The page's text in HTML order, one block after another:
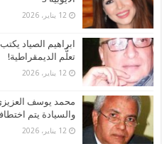
12 يناير، 2026
ابراهيم الصياد
تعلُّم الديمقراطية!
12 يناير، 2026
محمد يوسف
والسيادة يتم
12 يناير، 2026